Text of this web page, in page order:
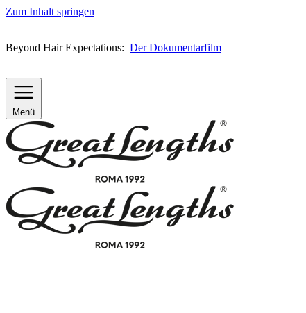
Zum Inhalt springen
Beyond Hair Expectations: Der Dokumentarfilm
Menü